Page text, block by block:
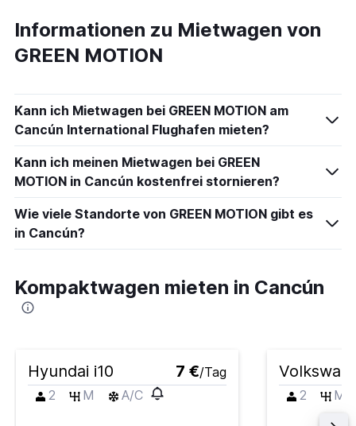
Informationen zu Mietwagen von
GREEN MOTION
Kann ich Mietwagen bei GREEN MOTION am
Cancún International Flughafen mieten?
Kann ich meinen Mietwagen bei GREEN
MOTION in Cancún kostenfrei stornieren?
Wie viele Standorte von GREEN MOTION gibt es
in Cancún?
Kompaktwagen mieten in Cancún
Hyundai i10 7 €/Tag
2
M A/C 2 M